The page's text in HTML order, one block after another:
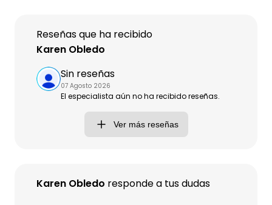
Karen Obledo responde a tus dudas
Reseñas que ha recibido
Karen Obledo
Sin reseñas
07 Agosto 2026
El especialista aún no ha recibido reseñas.
Ver más reseñas